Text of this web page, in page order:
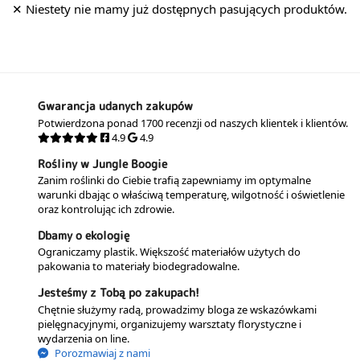
Gwarancja udanych zakupów
Potwierdzona ponad 1700 recenzji od naszych klientek i klientów.
4.9
4.9
Rośliny w Jungle Boogie
Zanim roślinki do Ciebie trafią zapewniamy im optymalne
warunki dbając o właściwą temperaturę, wilgotność i oświetlenie
oraz kontrolując ich zdrowie.
Dbamy o ekologię
Ograniczamy plastik. Większość materiałów użytych do
pakowania to materiały biodegradowalne.
Jesteśmy z Tobą po zakupach!
Chętnie służymy radą, prowadzimy bloga ze wskazówkami
pielęgnacyjnymi, organizujemy warsztaty florystyczne i
wydarzenia on line.
Porozmawiaj z nami